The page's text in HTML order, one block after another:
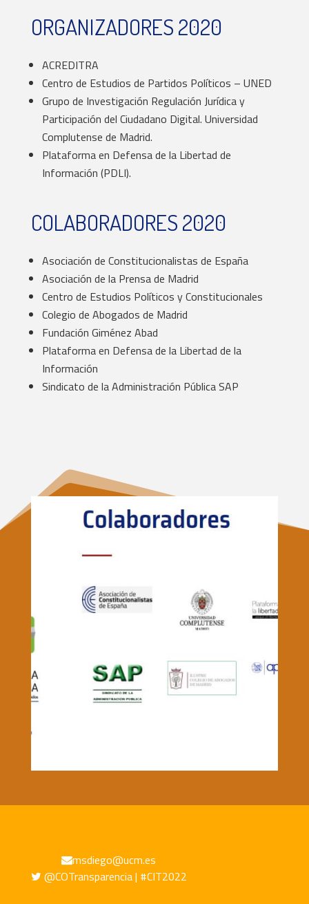
ORGANIZADORES 2020
ACREDITRA
Centro de Estudios de Partidos Políticos – UNED
Grupo de Investigación Regulación Jurídica y
Participación del Ciudadano Digital. Universidad
Complutense de Madrid.
Plataforma en Defensa de la Libertad de
Información (PDLI).
COLABORADORES 2020
Asociación de Constitucionalistas de España
Asociación de la Prensa de Madrid
Centro de Estudios Políticos y Constitucionales
Colegio de Abogados de Madrid
Fundación Giménez Abad
Plataforma en Defensa de la Libertad de la
Información
Sindicato de la Administración Pública SAP
msdiego@ucm.es
@COTransparencia | #CIT2022